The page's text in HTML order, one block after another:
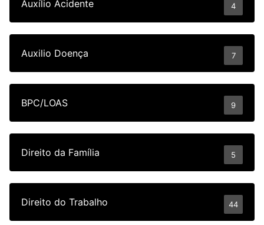
Auxílio Acidente 4
Auxilio Doença 7
BPC/LOAS 9
Direito da Família 5
Direito do Trabalho 44